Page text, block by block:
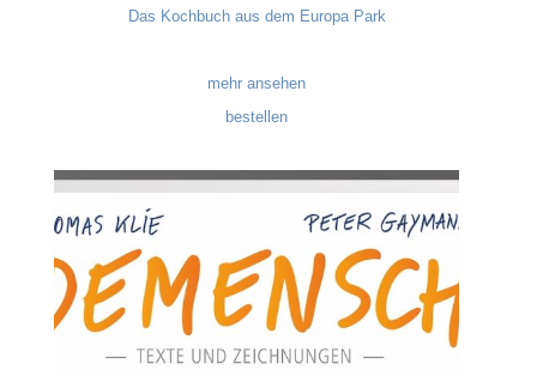
Das Kochbuch aus dem Europa Park
mehr ansehen
bestellen